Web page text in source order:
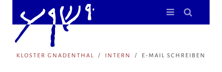
KLOSTER GNADENTHAL INTERN E-MAIL SCHREIBEN